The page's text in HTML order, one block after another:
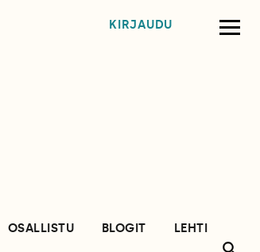
KIRJAUDU
OSALLISTU BLOGIT
LEHTI